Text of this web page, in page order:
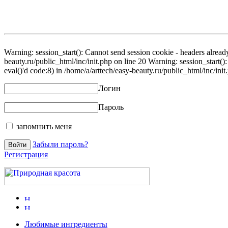
Warning: session_start(): Cannot send session cookie - headers
beauty.ru/public_html/inc/init.php on line 20 Warning:
eval()'d code:8) in /home/a/arttech/easy-beauty.ru/public_html/inc/
Логин
Пароль
запомнить меня
Забыли пароль?
Регистрация
Любимые ингредиенты